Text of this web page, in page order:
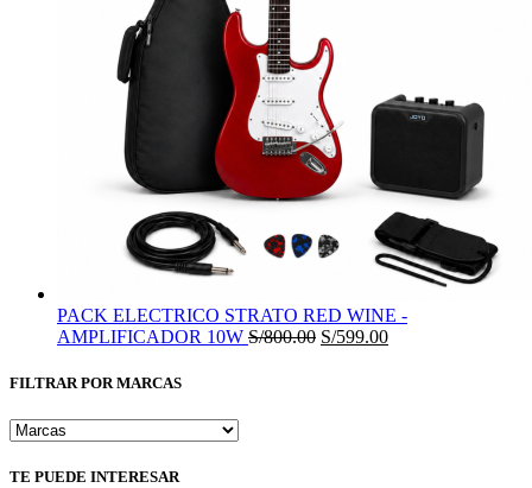
PACK ELECTRICO STRATO RED WINE -
AMPLIFICADOR 10W S/800.00 El
S/599.00El
FILTRAR POR MARCAS
TE PUEDE INTERESAR